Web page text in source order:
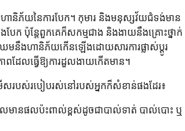
ានិភ័យនៃការបែក។ កុមារ និងមនុស្សវ័យជំទង់មាន
បែក ប៉ុន្តែពួកគេក៏សកម្មជាង និងងាយនឹងគ្រោះថ្នាក់
នឹងហានិភ័យកើនឡើងដោយសារការផ្លាស់ប្តូរ
ពដែលធ្វើឱ្យការដួលងាយកើតមាន។
សរបស់របៀបរស់នៅរបស់អ្នកក៏សំខាន់ផងដែរ៖
លមានផលប៉ះពាល់ខ្ពស់ដូចជាបាល់ទាត់ បាល់បោះ ឬ